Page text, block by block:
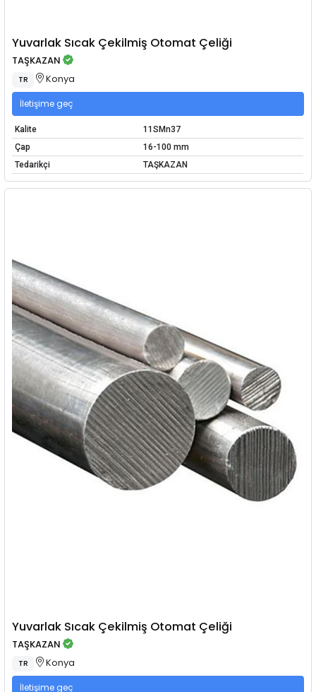
Yuvarlak Sıcak Çekilmiş Otomat Çeliği
TAŞKAZAN
TR Konya
İletişime geç
Kalite
11SMn37
Çap
16-100 mm
Tedarikçi
TAŞKAZAN
Yuvarlak Sıcak Çekilmiş Otomat Çeliği
TAŞKAZAN
TR Konya
İletişime geç